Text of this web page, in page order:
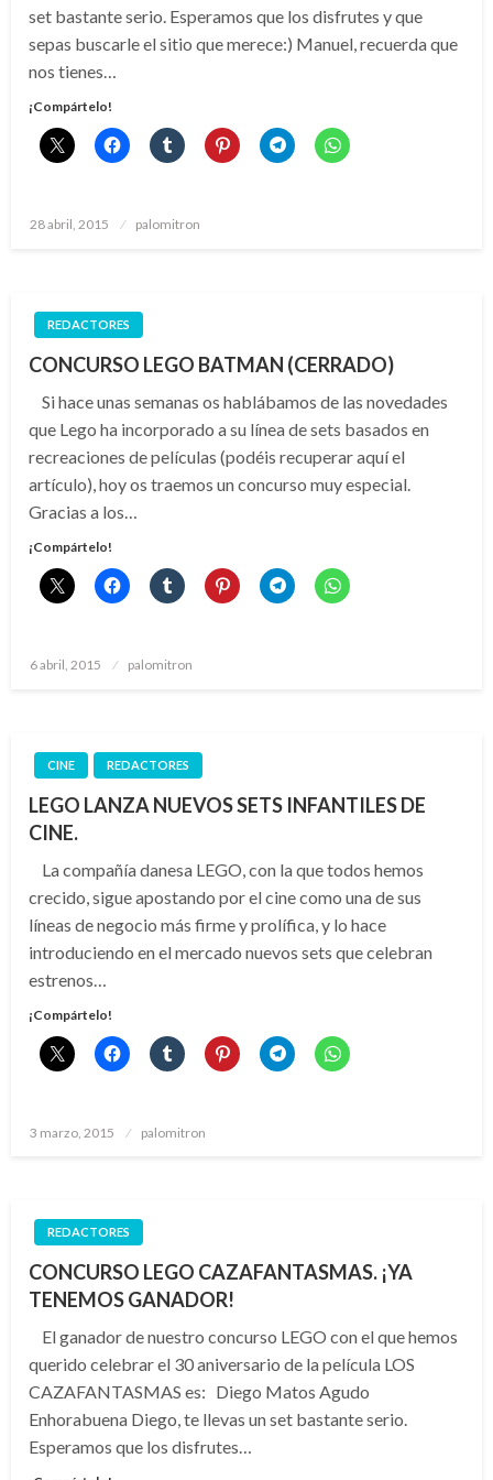
set bastante serio. Esperamos que los disfrutes y que
sepas buscarle el sitio que merece:) Manuel, recuerda que
nos tienes…
¡Compártelo!
Publicado
28 abril, 2015 palomitron
REDACTORES
CONCURSO LEGO BATMAN (CERRADO)
Si hace unas semanas os hablábamos de las novedades
que Lego ha incorporado a su línea de sets basados en
recreaciones de películas (podéis recuperar aquí el
artículo), hoy os traemos un concurso muy especial.
Gracias a los…
¡Compártelo!
Publicado
6 abril, 2015 palomitron
CINE REDACTORES
LEGO LANZA NUEVOS SETS INFANTILES DE
CINE.
La compañía danesa LEGO, con la que todos hemos
crecido, sigue apostando por el cine como una de sus
líneas de negocio más firme y prolífica, y lo hace
introduciendo en el mercado nuevos sets que celebran
estrenos…
¡Compártelo!
Publicado
3 marzo, 2015 palomitron
REDACTORES
CONCURSO LEGO CAZAFANTASMAS. ¡YA
TENEMOS GANADOR!
El ganador de nuestro concurso LEGO con el que hemos
querido celebrar el 30 aniversario de la película LOS
CAZAFANTASMAS es: Diego Matos Agudo
Enhorabuena Diego, te llevas un set bastante serio.
Esperamos que los disfrutes…